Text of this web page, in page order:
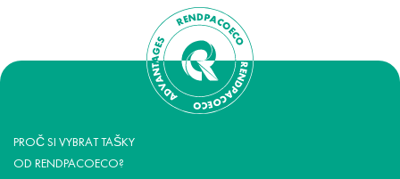
PROČ SI VYBRAT TAŠKY
OD RENDPACOECO?